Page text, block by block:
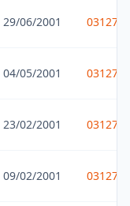
29/06/2001
04/05/2001
23/02/2001
09/02/2001